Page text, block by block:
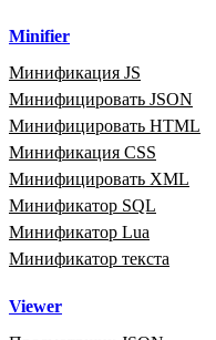
Minifier
Минификация JS
Минифицировать JSON
Минифицировать HTML
Минификация CSS
Минифицировать XML
Минификатор SQL
Минификатор Lua
Минификатор текста
Viewer